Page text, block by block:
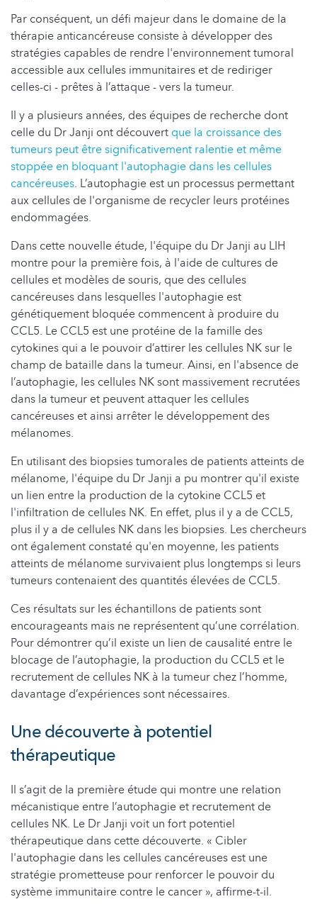
Par conséquent, un défi majeur dans le domaine de la
thérapie anticancéreuse consiste à développer des
stratégies capables de rendre l'environnement tumoral
accessible aux cellules immunitaires et de rediriger
celles-ci - prêtes à l’attaque - vers la tumeur.
Il y a plusieurs années, des équipes de recherche dont
celle du Dr Janji ont découvert que la croissance des
tumeurs peut être significativement ralentie et même
stoppée en bloquant l'autophagie dans les cellules
cancéreuses. L’autophagie est un processus permettant
aux cellules de l'organisme de recycler leurs protéines
endommagées.
Dans cette nouvelle étude, l'équipe du Dr Janji au LIH
montre pour la première fois, à l'aide de cultures de
cellules et modèles de souris, que des cellules
cancéreuses dans lesquelles l'autophagie est
génétiquement bloquée commencent à produire du
CCL5. Le CCL5 est une protéine de la famille des
cytokines qui a le pouvoir d’attirer les cellules NK sur le
champ de bataille dans la tumeur. Ainsi, en l'absence de
l’autophagie, les cellules NK sont massivement recrutées
dans la tumeur et peuvent attaquer les cellules
cancéreuses et ainsi arrêter le développement des
mélanomes.
En utilisant des biopsies tumorales de patients atteints de
mélanome, l'équipe du Dr Janji a pu montrer qu'il existe
un lien entre la production de la cytokine CCL5 et
l'infiltration de cellules NK. En effet, plus il y a de CCL5,
plus il y a de cellules NK dans les biopsies. Les chercheurs
ont également constaté qu'en moyenne, les patients
atteints de mélanome survivaient plus longtemps si leurs
tumeurs contenaient des quantités élevées de CCL5.
Ces résultats sur les échantillons de patients sont
encourageants mais ne représentent qu’une corrélation.
Pour démontrer qu’il existe un lien de causalité entre le
blocage de l’autophagie, la production du CCL5 et le
recrutement de cellules NK à la tumeur chez l’homme,
davantage d’expériences sont nécessaires.
Une découverte à potentiel
thérapeutique
Il s’agit de la première étude qui montre une relation
mécanistique entre l’autophagie et recrutement de
cellules NK. Le Dr Janji voit un fort potentiel
thérapeutique dans cette découverte. « Cibler
l'autophagie dans les cellules cancéreuses est une
stratégie prometteuse pour renforcer le pouvoir du
système immunitaire contre le cancer », affirme-t-il.